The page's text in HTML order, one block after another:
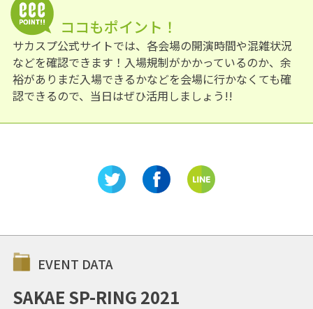
ココもポイント！
サカスプ公式サイトでは、各会場の開演時間や混雑状況
などを確認できます！入場規制がかかっているのか、余
裕がありまだ入場できるかなどを会場に行かなくても確
認できるので、当日はぜひ活用しましょう!!
EVENT DATA
SAKAE SP-RING 2021